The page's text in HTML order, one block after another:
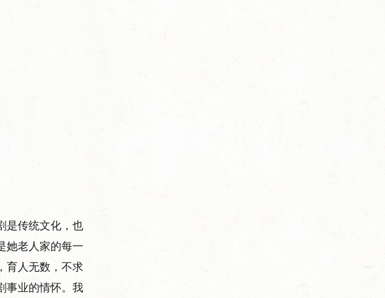
是传统文化，也
她老人家的每一
育人无数，不求
事业的情怀。我